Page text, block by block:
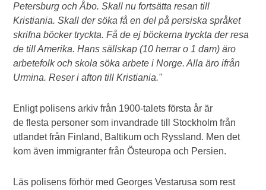
Petersburg och Åbo. Skall nu fortsätta resan till
Kristiania. Skall der söka få en del på persiska språket
skrifna böcker tryckta. Få de ej böckerna tryckta der resa
de till Amerika. Hans sällskap (10 herrar o 1 dam) äro
arbetefolk och skola söka arbete i Norge. Alla äro ifrån
Urmina. Reser i afton till Kristiania."
Enligt polisens arkiv från 1900-talets första år är
de flesta personer som invandrade till Stockholm från
utlandet från Finland, Baltikum och Ryssland. Men det
kom även immigranter från Östeuropa och Persien.
Läs polisens förhör med Georges Vestarusa som rest